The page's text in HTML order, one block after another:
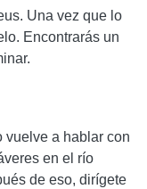
Una vez que lo
Encontrarás un
vuelve a hablar con
en el río
de eso, dirígete